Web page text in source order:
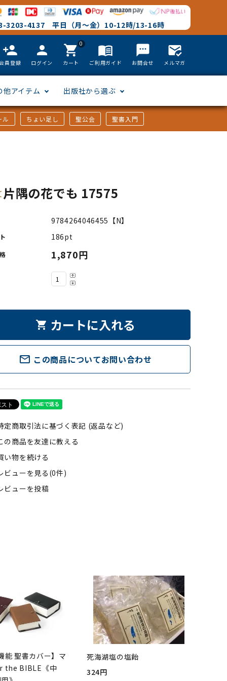
3203-4137 平日（月～金）10-12時/13-16時
person_add
員登録
person
ログイン
0
shopping_cart
カート
menu_book
ご利用ガイド
textsms
お問合せ
mark_email_read
メルマガ
他アイテム 出版社から選ぶ
ル ちょい足し 聖公会 聖書入門
片隅の花でも 17575
9784264046455【N】
186pt
1,870円
shopping_cart カートに入れる
mail_outline この商品についてお問い合わせ
定商取引法に基づく表記 (返品など)
の商品を友達に教える
い物を続ける
ビューを見る(0件)
ビューを投稿
能 聖書カバー】マ
the BIBLE《中
死海湖塩の塩飴
324円